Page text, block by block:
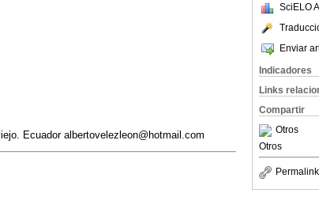
SciELO
Enviar
Indicadores
Links
Compartir
Otros
Otros
Permalink
Ecuador albertovelezleon@hotmail.com